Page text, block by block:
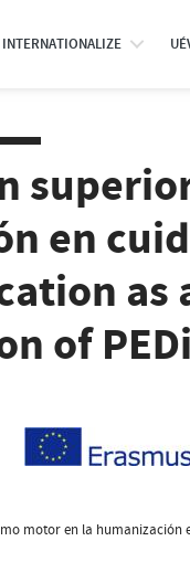
INTERNATIONALIZE
en
as
of
motor en la